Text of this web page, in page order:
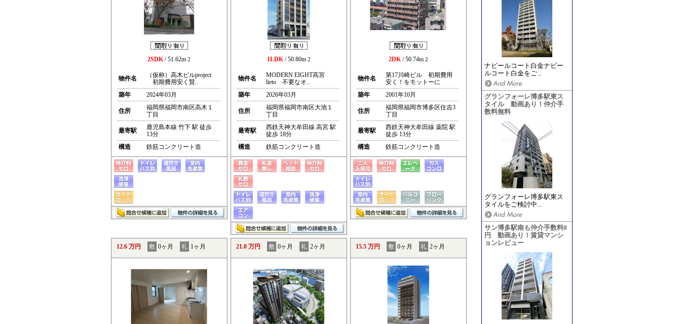
ナビールコート白金ナビー
ルコート白金をご...
グランフォーレ博多駅東ス
タイル 動画あり！仲介手
数料無料
グランフォーレ博多駅東ス
タイルをご検討中...
サン博多駅南も仲介手数料0
円 動画あり！賃貸マンシ
ョンレビュー
2SDK/ 51.62m 2
物件名
（仮称）高木ビルproject
初期費用安く賢..
築年
2024年03月
住所
福岡県福岡市南区高木１
丁目
最寄駅
鹿児島本線 竹下 駅 徒歩
13分
構造
鉄筋コンクリート造
1LDK/ 50.80m 2
物件名
MODERN EIGHT高宮
lieto 不要なオ..
築年
2026年03月
住所
福岡県福岡市南区大池１
丁目
最寄駅
西鉄天神大牟田線 高宮 駅
徒歩 18分
構造
鉄筋コンクリート造
2DK/ 50.74m 2
物件名
第17川崎ビル 初期費用
安く！をモットーに
築年
2001年10月
住所
福岡県福岡市博多区住吉3
丁目
最寄駅
西鉄天神大牟田線 薬院 駅
徒歩 13分
構造
鉄筋コンクリート造
12.6 万円 敷 0ヶ月 礼 1ヶ月 21.0 万円 敷 0ヶ月 礼 2ヶ月 15.5 万円 敷 0ヶ月 礼 2ヶ月